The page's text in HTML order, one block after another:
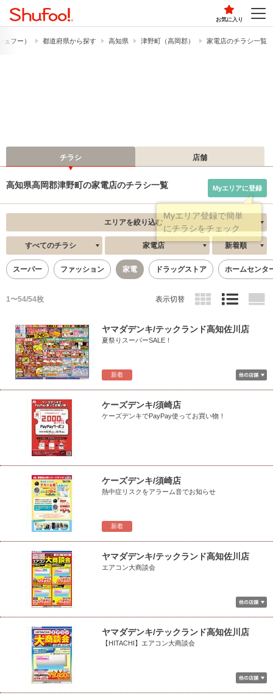
お気に入り
フー） 都道府県から探す 高知県 津野町（高岡郡） 家電店のチラシ一覧
チラシ 店舗
高知県高岡郡津野町の家電店のチラシ一覧 Myエリアに登録
エリアを絞り込む
すべてのチラシ 家電店 新着順
スーパー ファッション 家電 ドラッグストア ホームセンタ
1〜54/54枚 表示切替
新着
ヤマダデンキ/テックランド高知佐川店
夏祭りスーパーSALE！
ケーズデンキ/須崎店
ケーズデンキでPayPay使ってお買い物！
新着
ケーズデンキ/須崎店
熱中症リスクをアラーム音でお知らせ
ヤマダデンキ/テックランド高知佐川店
エアコン大商談会
ヤマダデンキ/テックランド高知佐川店
【HITACHI】エアコン大商談会